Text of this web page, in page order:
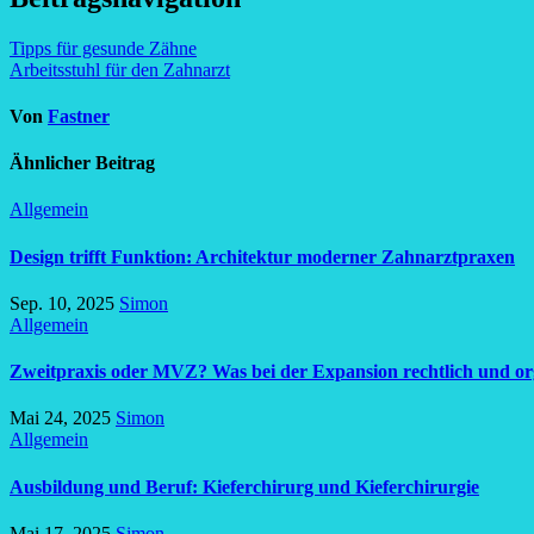
Tipps für gesunde Zähne
Arbeitsstuhl für den Zahnarzt
Von Fastner
Ähnlicher Beitrag
Allgemein
Design trifft Funktion: Architektur moderner Zahnarztpraxen
Sep. 10, 2025 Simon
Allgemein
Zweitpraxis oder MVZ? Was bei der Expansion rechtlich und
Mai 24, 2025 Simon
Allgemein
Ausbildung und Beruf: Kieferchirurg und Kieferchirurgie